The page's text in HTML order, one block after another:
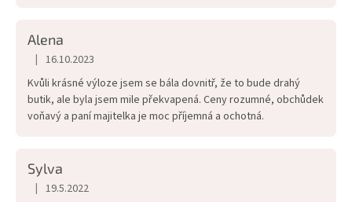
Alena
Hodnocení obchodu je 5 z 5 hvězdiček.
| 16.10.2023
Kvůli krásné výloze jsem se bála dovnitř, že to bude drahý
butik, ale byla jsem mile překvapená. Ceny rozumné, obchůdek
voňavý a paní majitelka je moc příjemná a ochotná.
Sylva
Hodnocení obchodu je 5 z 5 hvězdiček.
| 19.5.2022